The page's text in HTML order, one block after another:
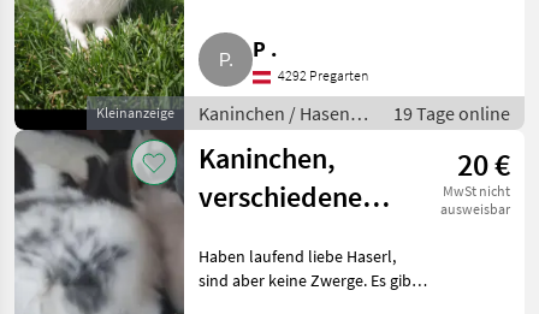
Kleinanzeige
Jungkaninchen. Die Kleinen
sind bestens sozialisiert,
neugierig und an mensch
P .
4292 Pregarten
Kaninchen / Hasen /
Jungkaninchen
19 Tage online
Kaninchen,
verschiedene
Männchen und
20 €
MwSt nicht
ausweisbar
Haben laufend liebe Haserl,
sind aber keine Zwerge. Es gibt